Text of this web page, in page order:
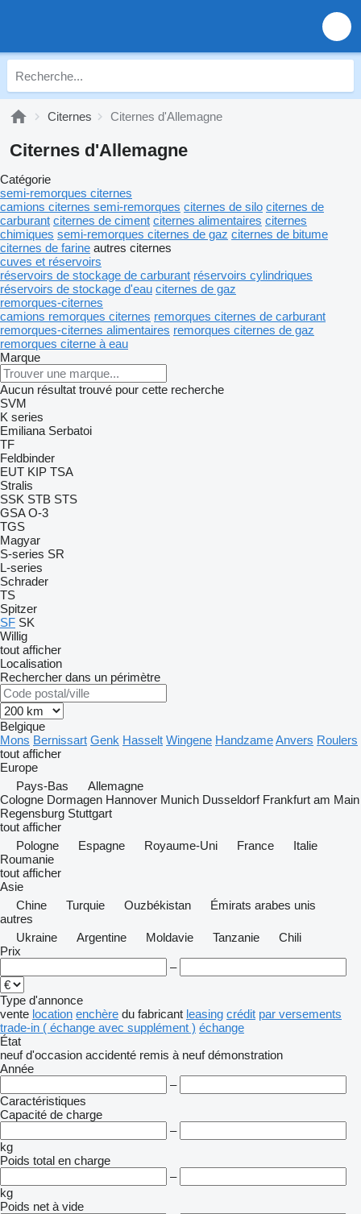
Citernes Citernes d'Allemagne
Citernes d'Allemagne
Catégorie
semi-remorques citernes
camions citernes semi-remorques citernes de silo citernes de
carburant citernes de ciment citernes alimentaires citernes
chimiques semi-remorques citernes de gaz citernes de bitume
citernes de farine autres citernes
cuves et réservoirs
réservoirs de stockage de carburant réservoirs cylindriques
réservoirs de stockage d'eau citernes de gaz
remorques-citernes
camions remorques citernes remorques citernes de carburant
remorques-citernes alimentaires remorques citernes de gaz
remorques citerne à eau
Marque
Aucun résultat trouvé pour cette recherche
SVM
K series
Emiliana Serbatoi
TF
Feldbinder
EUT KIP TSA
Stralis
SSK STB STS
GSA O-3
TGS
Magyar
S-series SR
L-series
Schrader
TS
Spitzer
SF SK
Willig
tout afficher
Localisation
Rechercher dans un périmètre
Belgique
Mons Bernissart Genk Hasselt Wingene HandzameAnvers Roulers
tout afficher
Europe
Pays-Bas
Allemagne
Cologne Dormagen Hannover Munich Dusseldorf Frankfurt am Main
Regensburg Stuttgart
tout afficher
Pologne
Espagne Royaume-Uni France
Italie
Roumanie
tout afficher
Asie
Chine
Turquie Ouzbékistan
Émirats arabes unis
autres
Ukraine
Argentine Moldavie Tanzanie
Chili
Prix
–
Type d'annonce
vente location enchère du fabricant leasing crédit par versements
trade-in ( échange avec supplément ) échange
État
neuf d'occasion accidenté remis à neuf démonstration
Année
–
Caractéristiques
Capacité de charge
–
kg
Poids total en charge
–
kg
Poids net à vide